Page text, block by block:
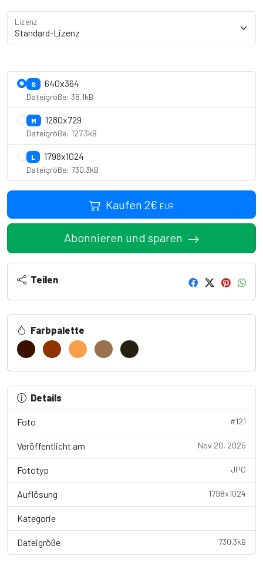
Lizenz
S 640x364
Dateigröße: 38.1kB
M 1280x729
Dateigröße: 127.3kB
L 1798x1024
Dateigröße: 730.3kB
Kaufen 2€ EUR
Abonnieren und sparen
Teilen
Farbpalette
Details
Foto #121
Veröffentlicht am Nov 20, 2025
Fototyp JPG
Auflösung 1798x1024
Kategorie
Dateigröße 730.3kB